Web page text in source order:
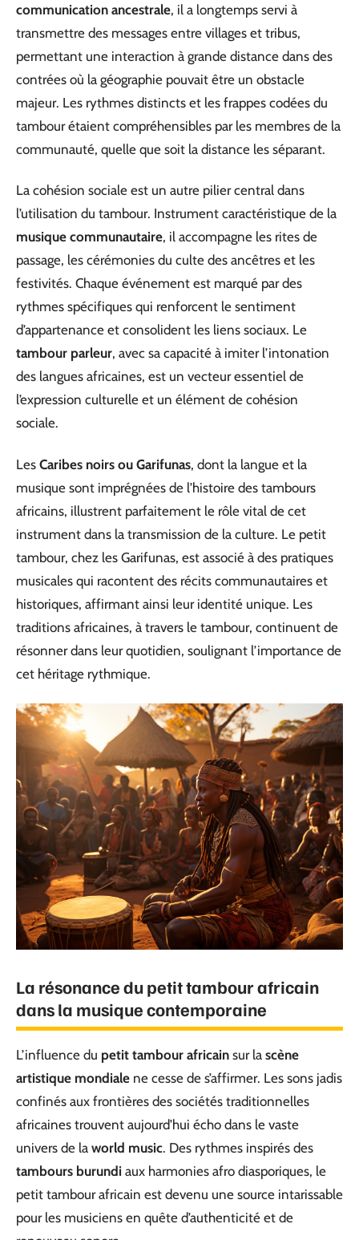
communication ancestrale, il a longtemps servi à
transmettre des messages entre villages et tribus,
permettant une interaction à grande distance dans des
contrées où la géographie pouvait être un obstacle
majeur. Les rythmes distincts et les frappes codées du
tambour étaient compréhensibles par les membres de la
communauté, quelle que soit la distance les séparant.
La cohésion sociale est un autre pilier central dans
l’utilisation du tambour. Instrument caractéristique de la
musique communautaire, il accompagne les rites de
passage, les cérémonies du culte des ancêtres et les
festivités. Chaque événement est marqué par des
rythmes spécifiques qui renforcent le sentiment
d’appartenance et consolident les liens sociaux. Le
tambour parleur, avec sa capacité à imiter l’intonation
des langues africaines, est un vecteur essentiel de
l’expression culturelle et un élément de cohésion
sociale.
Les Caribes noirs ou Garifunas, dont la langue et la
musique sont imprégnées de l’histoire des tambours
africains, illustrent parfaitement le rôle vital de cet
instrument dans la transmission de la culture. Le petit
tambour, chez les Garifunas, est associé à des pratiques
musicales qui racontent des récits communautaires et
historiques, affirmant ainsi leur identité unique. Les
traditions africaines, à travers le tambour, continuent de
résonner dans leur quotidien, soulignant l’importance de
cet héritage rythmique.
La résonance du petit tambour africain
dans la musique contemporaine
L’influence du petit tambour africain sur la scène
artistique mondiale ne cesse de s’affirmer. Les sons jadis
confinés aux frontières des sociétés traditionnelles
africaines trouvent aujourd’hui écho dans le vaste
univers de la world music. Des rythmes inspirés des
tambours burundi aux harmonies afro diasporiques, le
petit tambour africain est devenu une source intarissable
pour les musiciens en quête d’authenticité et de